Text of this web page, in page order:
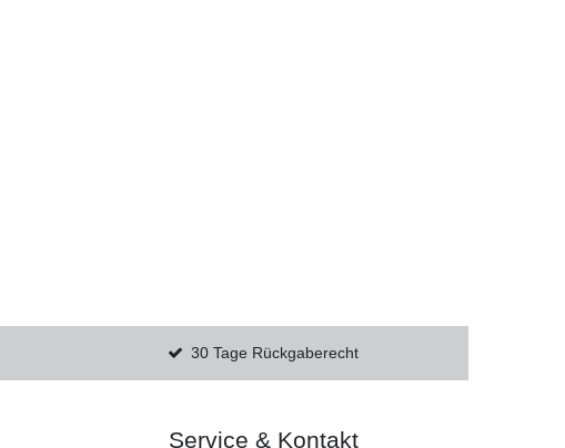
30 Tage Rückgaberecht
Service & Kontakt